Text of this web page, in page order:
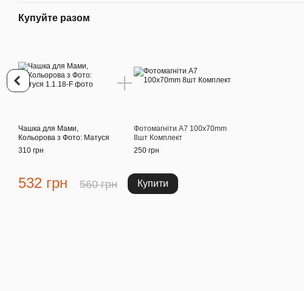
Купуйте разом
Чашка для Мами,
Кольорова з Фото: Матуся
310 грн
Фотомагніти A7 100x70mm
8шт Комплект
250 грн
532 грн 560 грн Купити